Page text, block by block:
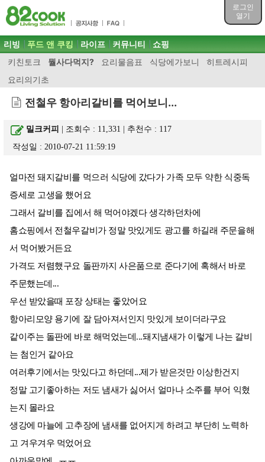
로그인
열기
목차
주메뉴 바로가기
컨텐츠 바로가기
검색 바로가기
로그인 바로가기
주메뉴
리빙 푸드 앤 쿠킹
키친토크 뭘사다먹지? 요리물음표 식당에가보니
히트레시피
요리의기초
라이프 커뮤니티 쇼핑
전철우 항아리갈비를 먹어보니...
밀크커피 | 조회수 : 11,331 | 추천수 : 117
작성일 : 2010-07-21 11:59:19
얼마전 돼지갈비를 먹으러 식당에 갔다가 가족 모두 약한 식중독
증세로 고생을 했어요
그래서 갈비를 집에서 해 먹어야겠다 생각하던차에
홈쇼핑에서 전철우갈비가 정말 맛있게도 광고를 하길래 주문을해
서 먹어봤거든요
가격도 저렴했구요 돌판까지 사은품으로 준다기에 혹해서 바로
주문했는데...
우선 받았을때 포장 상태는 좋았어요
항아리모양 용기에 잘 담아져서인지 맛있게 보이더라구요
같이주는 돌판에 바로 해먹었는데...돼지냄새가 이렇게 나는 갈비
는 첨인거 같아요
여러후기에서는 맛있다고 하던데...제가 받은것만 이상한건지
정말 고기좋아하는 저도 냄새가 싫어서 얼마나 소주를 부어 익혔
는지 몰라요
생강에 마늘에 고추장에 냄새를 없어지게 하려고 부단히 노력하
고 겨우겨우 먹었어요